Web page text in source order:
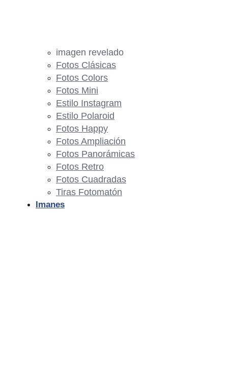
imagen revelado
Fotos Clásicas
Fotos Colors
Fotos Mini
Estilo Instagram
Estilo Polaroid
Fotos Happy
Fotos Ampliación
Fotos Panorámicas
Fotos Retro
Fotos Cuadradas
Tiras Fotomatón
Imanes